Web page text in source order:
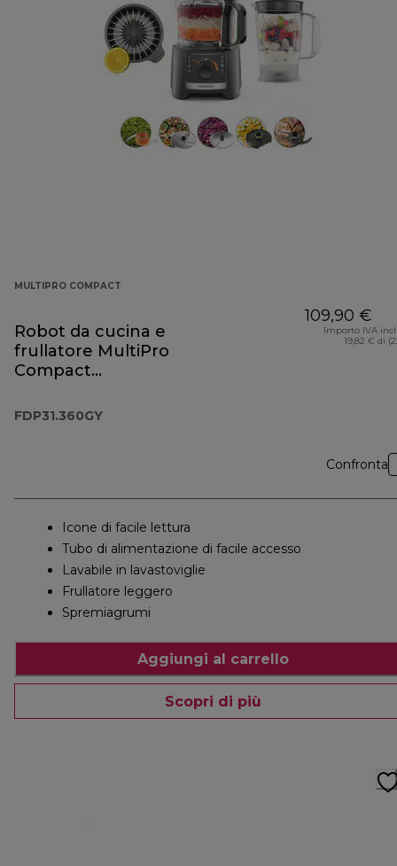
MULTIPRO COMPACT
Robot da cucina e
frullatore MultiPro
Compact
FDP31.360GY
109,90 €
Importo IVA
19,82 € di
Confronta
Icone di facile lettura
Tubo di alimentazione di facile accesso
Lavabile in lavastoviglie
Frullatore leggero
Spremiagrumi
Aggiungi al carrello
Scopri di più